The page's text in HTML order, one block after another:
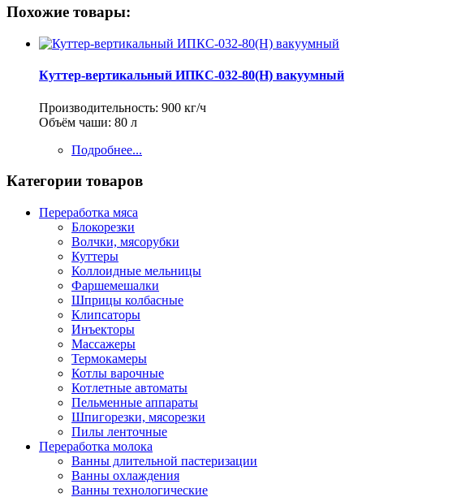
Похожие товары:
Куттер-вертикальный ИПКС-032-80(Н) вакуумный
Производительность: 900 кг/ч
Объём чаши: 80 л
Подробнее...
Категории товаров
Переработка мяса
Блокорезки
Волчки, мясорубки
Куттеры
Коллоидные мельницы
Фаршемешалки
Шприцы колбасные
Клипсаторы
Инъекторы
Массажеры
Термокамеры
Котлы варочные
Котлетные автоматы
Пельменные аппараты
Шпигорезки, мясорезки
Пилы ленточные
Переработка молока
Ванны длительной пастеризации
Ванны охлаждения
Ванны технологические